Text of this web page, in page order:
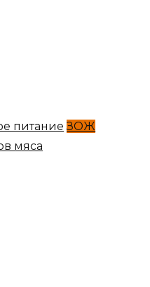
питание ЗОЖ
мяса